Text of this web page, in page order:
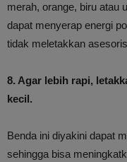
merah, orange, biru atau
dapat menyerap energi
tidak meletakkan
8. Agar lebih rapi,
kecil.
Benda ini diyakini dapat
sehingga bisa